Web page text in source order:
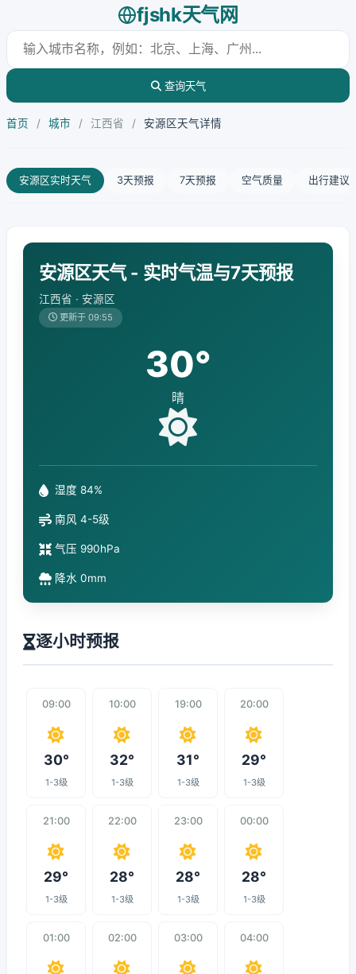
fjshk天气网
查询天气
首页 / 城市 / 江西省 / 安源区天气详情
安源区实时天气 3天预报 7天预报 空气质量 出行建议
安源区天气 - 实时气温与7天预报
江西省 · 安源区
更新于 09:55
30°
晴
湿度 84%
南风 4-5级
气压 990hPa
降水 0mm
逐小时预报
09:00
30°
1-3级
10:00
32°
1-3级
19:00
31°
1-3级
20:00
29°
1-3级
21:00
29°
1-3级
22:00
28°
1-3级
23:00
28°
1-3级
00:00
28°
1-3级
01:00 02:00 03:00 04:00